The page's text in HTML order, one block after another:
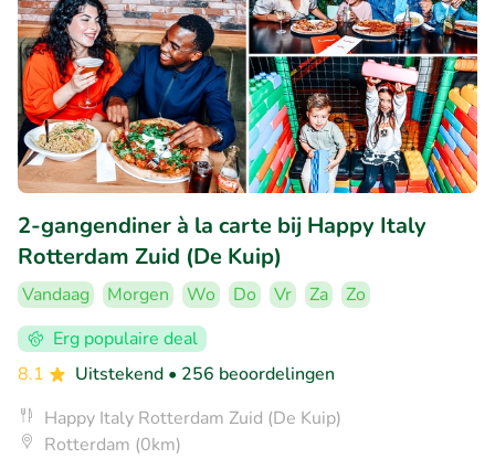
2-gangendiner à la carte bij Happy Italy
Rotterdam Zuid (De Kuip)
Vandaag Morgen Wo Do Vr Za
Zo
Erg populaire deal
8.1
Uitstekend • 256 beoordelingen
Happy Italy Rotterdam Zuid (De Kuip)
Rotterdam (0km)